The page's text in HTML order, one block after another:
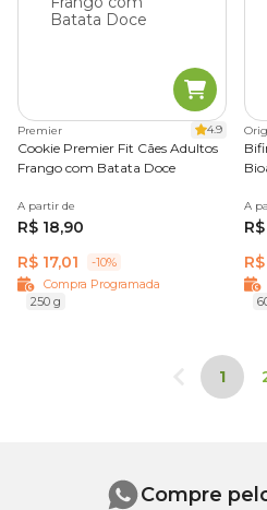
Premier 4.9
Cookie Premier Fit Cães Adultos
Frango com Batata Doce
A partir de
R$ 18,90
R$ 17,01
-10%
Compra Programada
250 g
A
1
Compre